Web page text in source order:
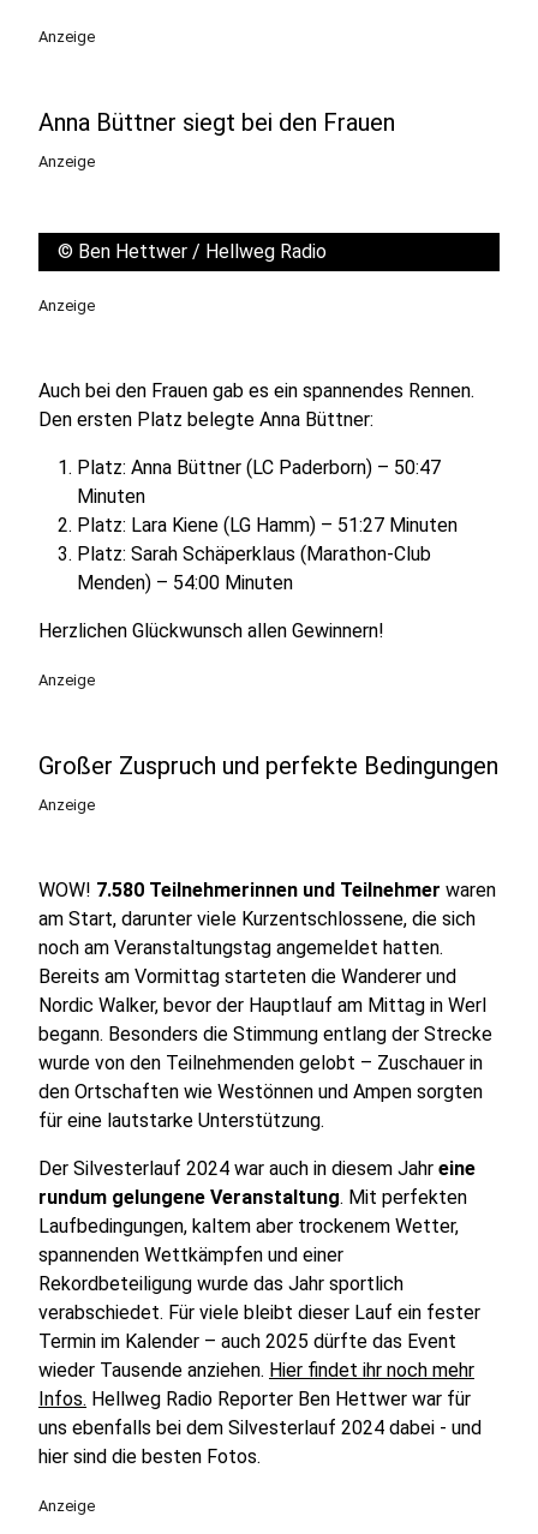
Anzeige
Anna Büttner siegt bei den Frauen
Anzeige
© Ben Hettwer / Hellweg Radio
Anzeige
Auch bei den Frauen gab es ein spannendes Rennen.
Den ersten Platz belegte Anna Büttner:
Platz: Anna Büttner (LC Paderborn) – 50:47
Minuten
Platz: Lara Kiene (LG Hamm) – 51:27 Minuten
Platz: Sarah Schäperklaus (Marathon-Club
Menden) – 54:00 Minuten
Herzlichen Glückwunsch allen Gewinnern!
Anzeige
Großer Zuspruch und perfekte Bedingungen
Anzeige
WOW! 7.580 Teilnehmerinnen und Teilnehmer waren
am Start, darunter viele Kurzentschlossene, die sich
noch am Veranstaltungstag angemeldet hatten.
Bereits am Vormittag starteten die Wanderer und
Nordic Walker, bevor der Hauptlauf am Mittag in Werl
begann. Besonders die Stimmung entlang der Strecke
wurde von den Teilnehmenden gelobt – Zuschauer in
den Ortschaften wie Westönnen und Ampen sorgten
für eine lautstarke Unterstützung.
Der Silvesterlauf 2024 war auch in diesem Jahr eine
rundum gelungene Veranstaltung. Mit perfekten
Laufbedingungen, kaltem aber trockenem Wetter,
spannenden Wettkämpfen und einer
Rekordbeteiligung wurde das Jahr sportlich
verabschiedet. Für viele bleibt dieser Lauf ein fester
Termin im Kalender – auch 2025 dürfte das Event
wieder Tausende anziehen. Hier findet ihr noch mehr
Infos. Hellweg Radio Reporter Ben Hettwer war für
uns ebenfalls bei dem Silvesterlauf 2024 dabei - und
hier sind die besten Fotos.
Anzeige